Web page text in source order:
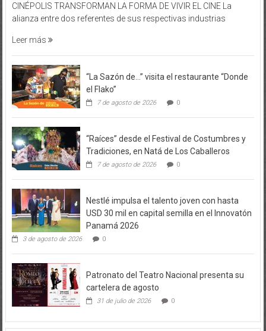
CINÉPOLIS TRANSFORMAN LA FORMA DE VIVIR EL CINE La
alianza entre dos referentes de sus respectivas industrias
Leer más
“La Sazón de…” visita el restaurante “Donde
el Flako”
7 de agosto de 2026 0
“Raíces” desde el Festival de Costumbres y
Tradiciones, en Natá de Los Caballeros
7 de agosto de 2026 0
Nestlé impulsa el talento joven con hasta
USD 30 mil en capital semilla en el Innovatón
Panamá 2026
3 de agosto de 2026 0
Patronato del Teatro Nacional presenta su
cartelera de agosto
31 de julio de 2026 0